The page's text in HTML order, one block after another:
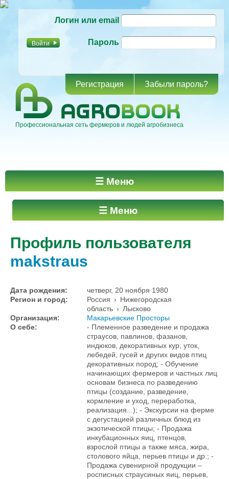
основному
Логин или email
Пароль
Регистрация Забыли пароль?
Профессиональная сеть фермеров и людей агробизнеса
Главное меню ☰ Меню
☰ Меню
Профиль пользователя
makstraus
Дата рождения:
четверг, 20 ноября 1980
Регион и город:
Россия › Нижегородская
область › Лысково
Организация:
Макарьевские Просторы
О себе:
- Племенное разведение и продажа
страусов, павлинов, фазанов,
индюков, декоративных кур, уток,
лебедей, гусей и других видов птиц
декоративных пород; - Обучение
начинающих фермеров и частных лиц
основам бизнеса по разведению
птицы (создание, разведение,
кормление и уход, переработка,
реализация...); - Экскурсии на ферме
с дегустацией различных блюд из
экзотической птицы; - Продажа
инкубационных яиц, птенцов,
взрослой птицы а также мяса, жира,
столового яйца, перьев птицы и др.; -
Продажа сувенирной продукции –
росписных страусиных яиц, перьев,